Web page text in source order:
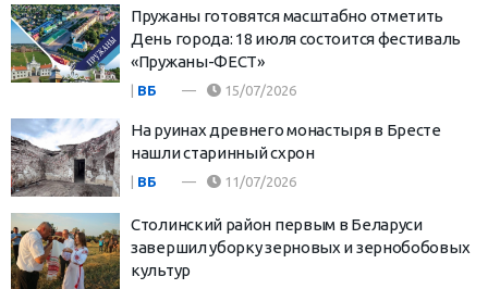
Пружаны готовятся масштабно отметить
День города: 18 июля состоится фестиваль
«Пружаны-ФЕСТ»
ВБ 15/07/2026
На руинах древнего монастыря в Бресте
нашли старинный схрон
ВБ 11/07/2026
Столинский район первым в Беларуси
завершил уборку зерновых и зернобобовых
культур